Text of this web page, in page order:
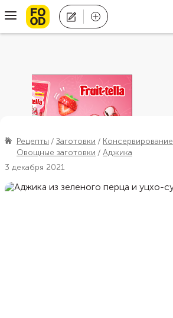
Рецепты Заготовки
Консервирование
Овощные заготовки
Аджика
3 декабря 2021